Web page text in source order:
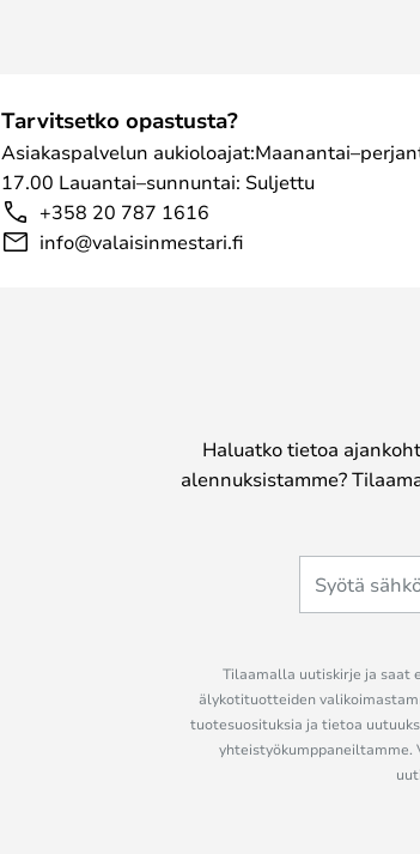
Tarvitsetko opastusta?
Asiakaspalvelun
17.00 Lauantai–sunnuntai: Suljettu
+358 20 787 1616
info@valaisinmestari.fi
Haluatko tietoa
alennuksistamme?
Tilaamalla uutiskirje ja saat
älykotituotteiden
tuotesuosituksia ja tietoa
yhteistyökumppaneiltamme.